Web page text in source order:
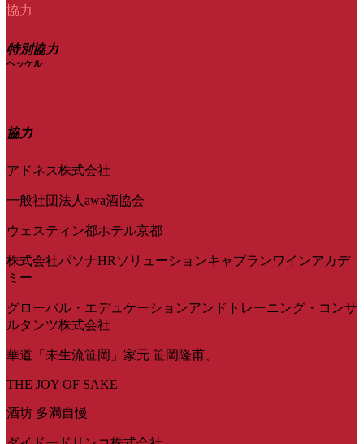
協力
特別協力
ヘッケル
協力
アドネス株式会社
一般社団法人awa酒協会
ウェスティン都ホテル京都
株式会社パソナHRソリューションキャプランワインアカデ
ミー
グローバル・エデュケーションアンドトレーニング・コンサ
ルタンツ株式会社
華道「未生流笹岡」家元 笹岡隆甫、
THE JOY OF SAKE
酒坊 多満自慢